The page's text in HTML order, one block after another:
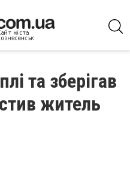
та зберігав
житель